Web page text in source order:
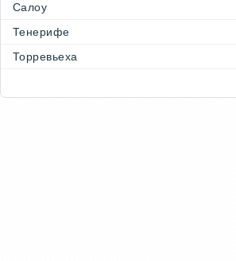
Салоу
Тенерифе
Торревьеха